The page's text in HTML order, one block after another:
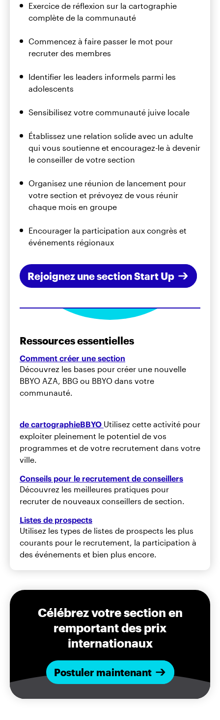
Exercice de réflexion sur la cartographie
complète de la communauté
Commencez à faire passer le mot pour
recruter des membres
Identifier les leaders informels parmi les
adolescents
Sensibilisez votre communauté juive locale
Établissez une relation solide avec un adulte
qui vous soutienne et encouragez-le à devenir
le conseiller de votre section
Organisez une réunion de lancement pour
votre section et prévoyez de vous réunir
chaque mois en groupe
Encourager la participation aux congrès et
événements régionaux
Rejoignez une section Start Up
Ressources essentielles
Comment créer une section
Découvrez les bases pour créer une nouvelle
BBYO AZA, BBG ou BBYO dans votre
communauté.
de cartographieBBYO Utilisez cette activité pour
exploiter pleinement le potentiel de vos
programmes et de votre recrutement dans votre
ville.
Conseils pour le recrutement de conseillers
Découvrez les meilleures pratiques pour
recruter de nouveaux conseillers de section.
Listes de prospects
Utilisez les types de listes de prospects les plus
courants pour le recrutement, la participation à
des événements et bien plus encore.
Célébrez votre section en
remportant des prix
internationaux
Postuler maintenant